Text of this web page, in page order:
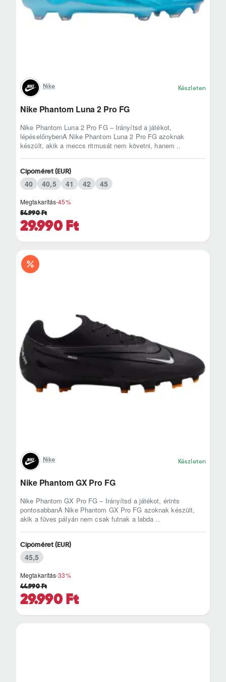
Nike Készleten
Nike Phantom Luna 2 Pro FG
Nike Phantom Luna 2 Pro FG – Irányítsd a játékot,
lépéselőnybenA Nike Phantom Luna 2 Pro FG azoknak
készült, akik a meccs ritmusát nem követni, hanem ..
Megtakarítás-45%
29.990 Ft
54.990 Ft
Cipőméret (EUR)
40 40,5 41 42 45
Nike Készleten
Nike Phantom GX Pro FG
Nike Phantom GX Pro FG – Irányítsd a játékot, érints
pontosabbanA Nike Phantom GX Pro FG azoknak készült,
akik a füves pályán nem csak futnak a labda ..
Megtakarítás-33%
29.990 Ft
44.990 Ft
Cipőméret (EUR)
45,5